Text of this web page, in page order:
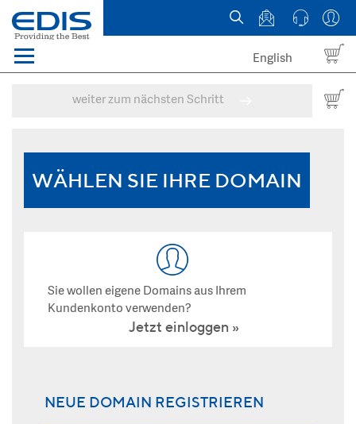
Menü
Domains
News
English
weiter zum nächsten Schritt
WÄHLEN SIE IHRE DOMAIN
Sie wollen eigene Domains aus Ihrem
Kundenkonto verwenden?
Jetzt einloggen
NEUE DOMAIN REGISTRIEREN